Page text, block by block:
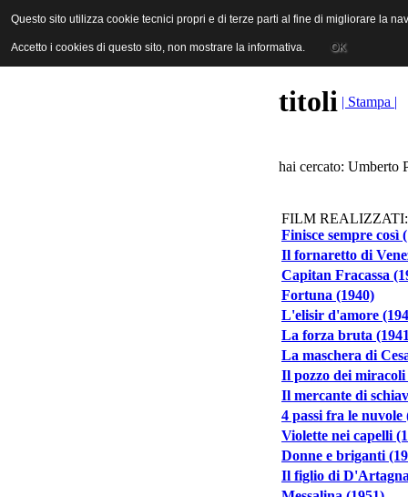
ANICA | Associazione Nazionale Industrie Cinematografiche
titoli | Stampa |
hai cercato: Umberto
FILM REALIZZATI:
Finisce sempre così
Il fornaretto di
Capitan Fracassa
Fortuna (1940)
L'elisir d'amore
La forza bruta
La maschera di
Il pozzo dei miracoli
Il mercante di
4 passi fra le nuvole
Violette nei capelli
Donne e briganti
Il figlio di
Questo sito utilizza cookie tecnici propri e di terze parti al fine di migliorare la
Accetto i cookies di questo sito, non mostrare la informativa. OK
Questo sito utilizza cookie tecnici propri e di terze parti al fine di migliorare la
Accetto i cookies di questo sito, non mostrare la informativa. OK